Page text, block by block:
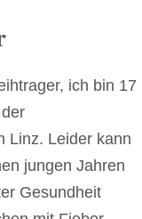
ich bin 17
Linz. Leider kann
jungen Jahren
Gesundheit